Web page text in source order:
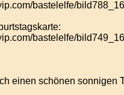
einen schönen sonnigen